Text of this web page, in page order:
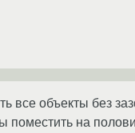
объекты без
на